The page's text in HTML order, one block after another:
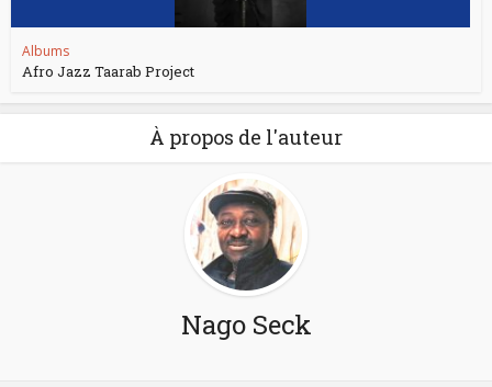
Albums
Afro Jazz Taarab Project
À propos de l'auteur
Nago Seck